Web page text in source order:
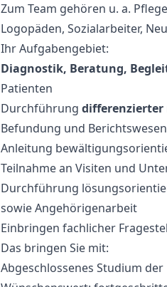
Zum Team gehören u. a.
Logopäden, Sozialarbeiter,
Ihr Aufgabengebiet:
Diagnostik, Beratung,
Patienten
Durchführung differenzierter
Befundung und Berichtswesen
Anleitung
Teilnahme an Visiten und
Durchführung
sowie Angehörigenarbeit
Einbringen fachlicher
Das bringen Sie mit:
Abgeschlossenes Studium der